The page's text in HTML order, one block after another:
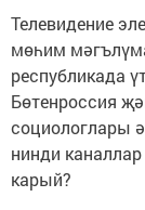
Телевидение
мөһим
республикада
Бөтенроссия
социологлары
нинди
карый?